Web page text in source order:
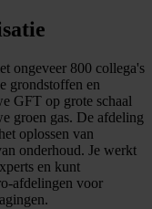
ongeveer 800 collega's
grondstoffen en
GFT op grote schaal
groen gas. De afdeling
oplossen van
onderhoud. Je werkt
en kunt
afdelingen voor